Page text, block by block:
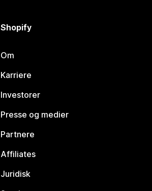
Shopify
Om
Karriere
Investorer
Presse og medier
Partnere
Affiliates
Juridisk